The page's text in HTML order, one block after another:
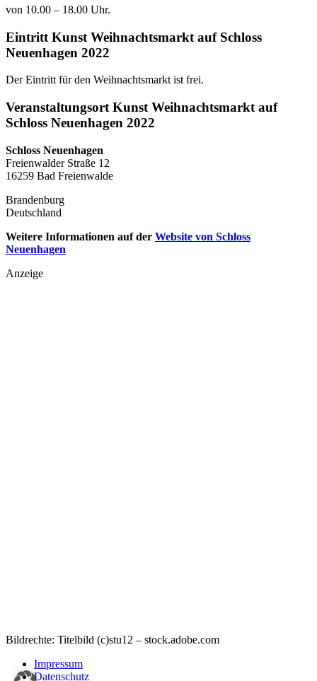
von 10.00 – 18.00 Uhr.
Eintritt Kunst Weihnachtsmarkt auf Schloss
Neuenhagen 2022
Der Eintritt für den Weihnachtsmarkt ist frei.
Veranstaltungsort Kunst Weihnachtsmarkt auf
Schloss Neuenhagen 2022
Schloss Neuenhagen
Freienwalder Straße 12
16259 Bad Freienwalde
Brandenburg
Deutschland
Weitere Informationen auf der Website von Schloss
Neuenhagen
Anzeige
Bildrechte: Titelbild (c)stu12 – stock.adobe.com
Impressum
Datenschutz